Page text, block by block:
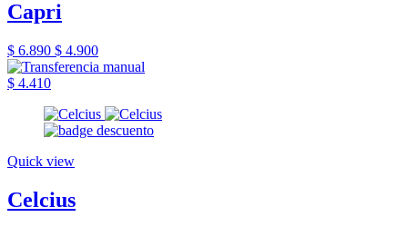
Capri
$ 6.890 $ 4.900
$ 4.410
Quick view
Celcius